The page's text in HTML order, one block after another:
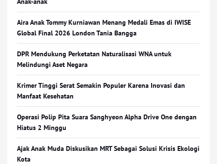
Aira Anak Tommy Kurniawan Menang Medali Emas di IWISE
Global Final 2026 London Tania Bangga
DPR Mendukung Perketatan Naturalisasi WNA untuk
Melindungi Aset Negara
Krimer Tinggi Serat Semakin Populer Karena Inovasi dan
Manfaat Kesehatan
Operasi Polip Pita Suara Sanghyeon Alpha Drive One dengan
Hiatus 2 Minggu
Ajak Anak Muda Diskusikan MRT Sebagai Solusi Krisis Ekologi
Kota